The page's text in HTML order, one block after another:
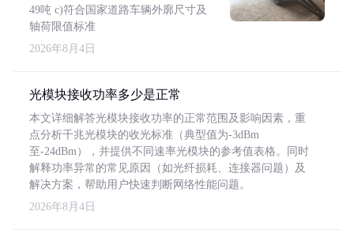
49吨 c)符合国家道路车辆外廓尺寸及
轴荷限值标准
2026年8月4日
光模块接收功率多少是正常
本文详细解答光模块接收功率的正常范围及影响因素，重
点分析千兆光模块的收光标准（典型值为-3dBm
至-24dBm），并提供不同速率光模块的参考值表格。同时
解释功率异常的常见原因（如光纤损耗、连接器问题）及
解决方案，帮助用户快速判断网络性能问题。
2026年8月4日